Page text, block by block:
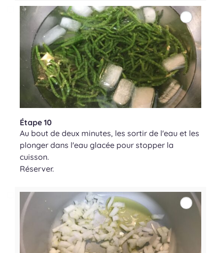
Étape 10
Au bout de deux minutes, les sortir de l'eau et les
plonger dans l'eau glacée pour stopper la
cuisson.
Réserver.